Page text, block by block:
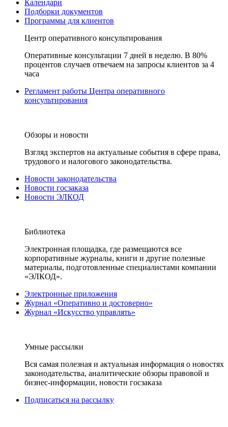
Календари
Подборки документов
Программы для клиентов
Центр оперативного консультирования
Оперативные консультации 7 дней в неделю. В 80%
процентов случаев отвечаем на запросы клиентов за 4
часа
Регламент работы Центра оперативного
консультирования
Обзоры и новости
Взгляд экспертов на актуальные события в сфере права,
трудового и налогового законодательства.
Новости законодательства
Новости госзаказа
Новости ЭЛКОД
Библиотека
Электронная площадка, где размещаются все
корпоративные журналы, книги и другие полезные
материалы, подготовленные специалистами компании
«ЭЛКОД».
Электронные приложения
Журнал «Оперативно и достоверно»
Журнал «Искусство управлять»
Умные рассылки
Вся самая полезная и актуальная информация о новостях
законодательства, аналитические обзоры правовой и
бизнес-информации, новости госзаказа
Подписаться на рассылку